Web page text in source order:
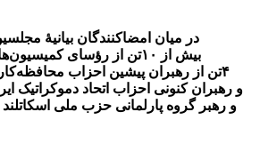
در میان امضاکنندگان بیانیهٔ
بیش از ۱۰تن از رؤسای کمیسیون‌های پارلمانی
۴تن از رهبران پیشین احزاب محافظه‌کار، لیبرال‌دمکرات
و رهبران کنونی احزاب اتحاد دموکراتیک
و رهبر گروه پارلمانی حزب ملی